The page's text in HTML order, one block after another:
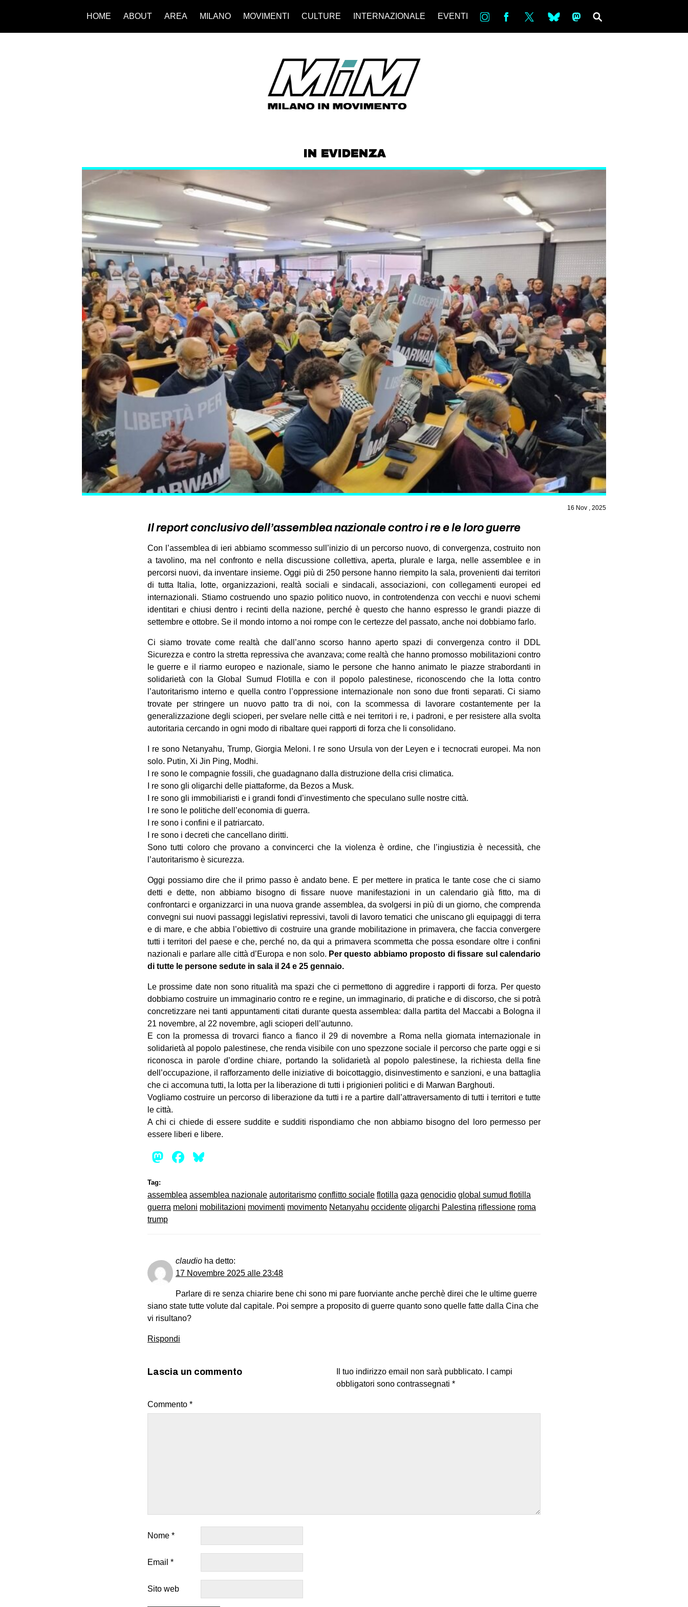
HOME ABOUT AREA MILANO MOVIMENTI CULTURE INTERNAZIONALE EVENTI in bsky ms
IN EVIDENZA
16 Nov , 2025
Il report conclusivo dell’assemblea nazionale contro i re e le loro guerre
Con l’assemblea di ieri abbiamo scommesso sull’inizio di un percorso nuovo, di convergenza, costruito non
a tavolino, ma nel confronto e nella discussione collettiva, aperta, plurale e larga, nelle assemblee e in
percorsi nuovi, da inventare insieme. Oggi più di 250 persone hanno riempito la sala, provenienti dai territori
di tutta Italia, lotte, organizzazioni, realtà sociali e sindacali, associazioni, con collegamenti europei ed
internazionali. Stiamo costruendo uno spazio politico nuovo, in controtendenza con vecchi e nuovi schemi
identitari e chiusi dentro i recinti della nazione, perché è questo che hanno espresso le grandi piazze di
settembre e ottobre. Se il mondo intorno a noi rompe con le certezze del passato, anche noi dobbiamo farlo.
Ci siamo trovate come realtà che dall’anno scorso hanno aperto spazi di convergenza contro il DDL
Sicurezza e contro la stretta repressiva che avanzava; come realtà che hanno promosso mobilitazioni contro
le guerre e il riarmo europeo e nazionale, siamo le persone che hanno animato le piazze strabordanti in
solidarietà con la Global Sumud Flotilla e con il popolo palestinese, riconoscendo che la lotta contro
l’autoritarismo interno e quella contro l’oppressione internazionale non sono due fronti separati. Ci siamo
trovate per stringere un nuovo patto tra di noi, con la scommessa di lavorare costantemente per la
generalizzazione degli scioperi, per svelare nelle città e nei territori i re, i padroni, e per resistere alla svolta
autoritaria cercando in ogni modo di ribaltare quei rapporti di forza che li consolidano.
I re sono Netanyahu, Trump, Giorgia Meloni. I re sono Ursula von der Leyen e i tecnocrati europei. Ma non
solo. Putin, Xi Jin Ping, Modhi.
I re sono le compagnie fossili, che guadagnano dalla distruzione della crisi climatica.
I re sono gli oligarchi delle piattaforme, da Bezos a Musk.
I re sono gli immobiliaristi e i grandi fondi d’investimento che speculano sulle nostre città.
I re sono le politiche dell’economia di guerra.
I re sono i confini e il patriarcato.
I re sono i decreti che cancellano diritti.
Sono tutti coloro che provano a convincerci che la violenza è ordine, che l’ingiustizia è necessità, che
l’autoritarismo è sicurezza.
Oggi possiamo dire che il primo passo è andato bene. E per mettere in pratica le tante cose che ci siamo
detti e dette, non abbiamo bisogno di fissare nuove manifestazioni in un calendario già fitto, ma di
confrontarci e organizzarci in una nuova grande assemblea, da svolgersi in più di un giorno, che comprenda
convegni sui nuovi passaggi legislativi repressivi, tavoli di lavoro tematici che uniscano gli equipaggi di terra
e di mare, e che abbia l’obiettivo di costruire una grande mobilitazione in primavera, che faccia convergere
tutti i territori del paese e che, perché no, da qui a primavera scommetta che possa esondare oltre i confini
nazionali e parlare alle città d’Europa e non solo. Per questo abbiamo proposto di fissare sul calendario
di tutte le persone sedute in sala il 24 e 25 gennaio.
Le prossime date non sono ritualità ma spazi che ci permettono di aggredire i rapporti di forza. Per questo
dobbiamo costruire un immaginario contro re e regine, un immaginario, di pratiche e di discorso, che si potrà
concretizzare nei tanti appuntamenti citati durante questa assemblea: dalla partita del Maccabi a Bologna il
21 novembre, al 22 novembre, agli scioperi dell’autunno.
E con la promessa di trovarci fianco a fianco il 29 di novembre a Roma nella giornata internazionale in
solidarietà al popolo palestinese, che renda visibile con uno spezzone sociale il percorso che parte oggi e si
riconosca in parole d’ordine chiare, portando la solidarietà al popolo palestinese, la richiesta della fine
dell’occupazione, il rafforzamento delle iniziative di boicottaggio, disinvestimento e sanzioni, e una battaglia
che ci accomuna tutti, la lotta per la liberazione di tutti i prigionieri politici e di Marwan Barghouti.
Vogliamo costruire un percorso di liberazione da tutti i re a partire dall’attraversamento di tutti i territori e tutte
le città.
A chi ci chiede di essere suddite e sudditi rispondiamo che non abbiamo bisogno del loro permesso per
essere liberi e libere.
Mastodon
Facebook
Tag:
assemblea assemblea nazionale autoritarismo conflitto sociale flotilla gaza genocidio global sumud flotilla
guerra meloni mobilitazioni movimenti movimento Netanyahu occidente oligarchi Palestina riflessione roma
trump
claudio ha detto:
17 Novembre 2025 alle 23:48
Parlare di re senza chiarire bene chi sono mi pare fuorviante anche perchè direi che le ultime guerre
siano state tutte volute dal capitale. Poi sempre a proposito di guerre quanto sono quelle fatte dalla Cina che
vi risultano?
Rispondi
Lascia un commento Il tuo indirizzo email non sarà pubblicato.
I campi
obbligatori sono contrassegnati *
Commento *
Nome *
Email *
Sito web